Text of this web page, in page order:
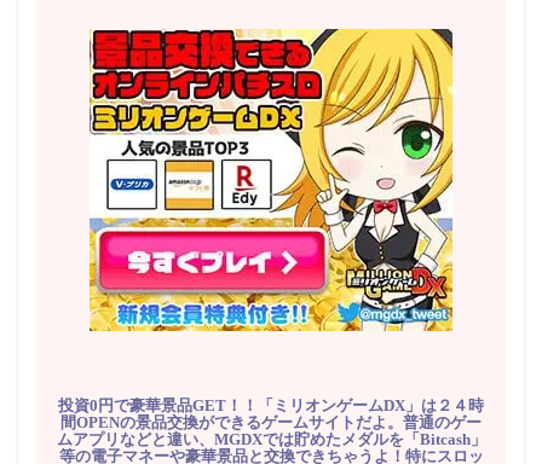
投資0円で豪華景品GET！！「ミリオンゲームDX」は２４時
間OPENの景品交換ができるゲームサイトだよ。普通のゲー
ムアプリなどと違い、MGDXでは貯めたメダルを「Bitcash」
等の電子マネーや豪華景品と交換できちゃうよ！特にスロッ